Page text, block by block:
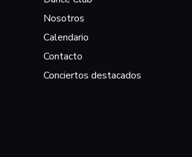
Nosotros
Calendario
Contacto
Conciertos destacados